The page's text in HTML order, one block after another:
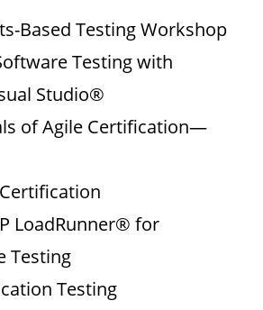
Based Testing Workshop
Testing with
Studio®
of Agile Certification—
LoadRunner® for
Testing
Testing